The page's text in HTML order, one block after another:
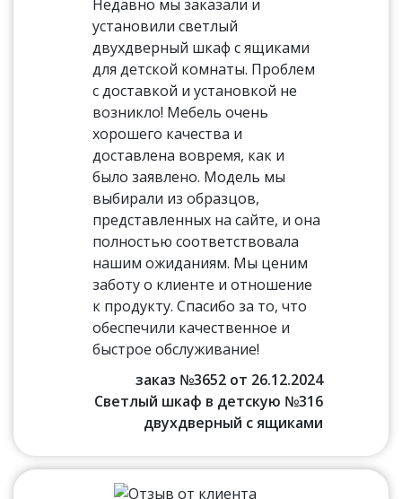
Недавно мы заказали и
установили светлый
двухдверный шкаф с ящиками
для детской комнаты. Проблем
с доставкой и установкой не
возникло! Мебель очень
хорошего качества и
доставлена вовремя, как и
было заявлено. Модель мы
выбирали из образцов,
представленных на сайте, и она
полностью соответствовала
нашим ожиданиям. Мы ценим
заботу о клиенте и отношение
к продукту. Спасибо за то, что
обеспечили качественное и
быстрое обслуживание!
заказ №3652 от 26.12.2024
Светлый шкаф в детскую №316
двухдверный с ящиками